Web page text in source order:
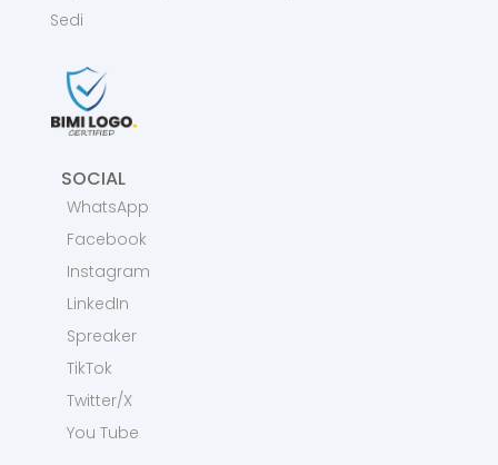
Sedi
SOCIAL
WhatsApp
Facebook
Instagram
LinkedIn
Spreaker
TikTok
Twitter/X
You Tube